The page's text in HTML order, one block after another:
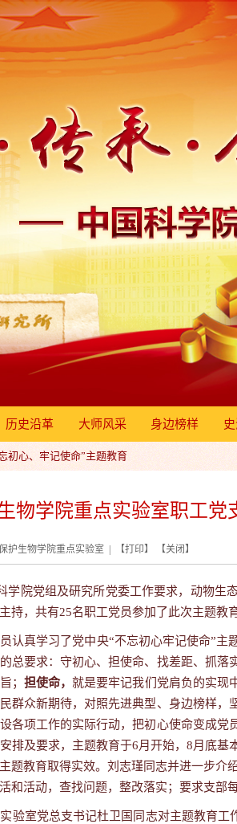
历史沿革 大师风采 身边榜样
初心、牢记使命”主题教育
物学院重点实验室职工
护生物学院重点实验室 | 【打印】 【关闭 】
学院党组及研究所党委工作要求，动物生
持，共有25名职工党员参加了此次主题教
认真学习了党中央“不忘初心牢记使命”
总要求：守初心、担使命、找差距、抓
； 担使命，就是要牢记我们党肩负的实现
群众新期待，对照先进典型、身边榜样，
各项工作的实际行动，把初心使命变成
排及要求， 主题教育于6月开始，8月底基
题教育取得实效。刘志瑾同志并进一步介
和活动，查找问题，整改落实；要求支
验室党总支书记杜卫国同志对主题教育工